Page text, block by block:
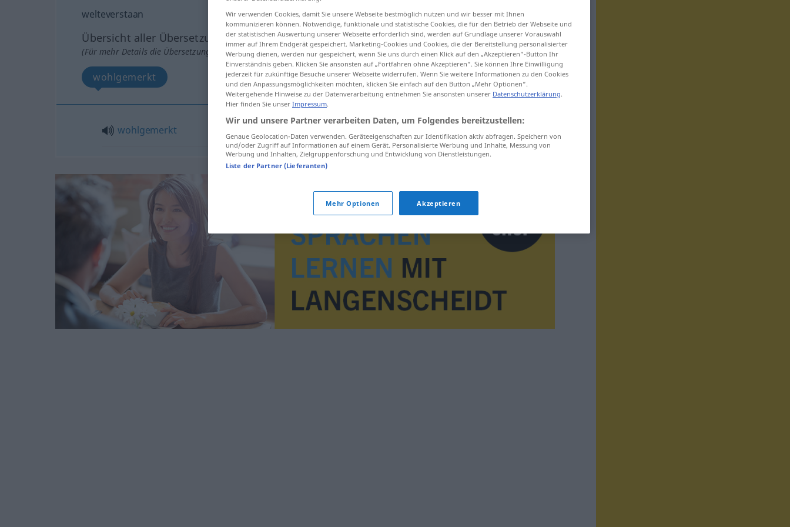
welteverstaan
Übersicht aller Übersetzungen
(Für mehr Details die Übersetzung anklicken/antippen)
wohlgemerkt
wohlgemerkt
Wir verwenden Cookies, damit Sie unsere Webseite bestmöglich nutzen und wir besser mit Ihnen
kommunizieren können. Notwendige, funktionale und statistische Cookies, die für den Betrieb der Webseite und
der statistischen Auswertung unserer Webseite erforderlich sind, werden auf Grundlage unserer Vorauswahl
immer auf Ihrem Endgerät gespeichert. Marketing-Cookies und Cookies, die der Bereitstellung personalisierter
Werbung dienen, werden nur gespeichert, wenn Sie uns durch einen Klick auf den „Akzeptieren“-Button Ihr
Einverständnis geben. Klicken Sie ansonsten auf „Fortfahren ohne Akzeptieren“. Sie können Ihre Einwilligung
jederzeit für zukünftige Besuche unserer Webseite widerrufen. Wenn Sie weitere Informationen zu den Cookies
und den Anpassungsmöglichkeiten möchten, klicken Sie einfach auf den Button „Mehr Optionen“.
Weitergehende Hinweise zu der Datenverarbeitung entnehmen Sie ansonsten unserer Datenschutzerklärung.
Hier finden Sie unser Impressum.
Wir und unsere Partner verarbeiten Daten, um Folgendes bereitzustellen:
Genaue Geolocation-Daten verwenden. Geräteeigenschaften zur Identifikation aktiv abfragen. Speichern von
und/oder Zugriff auf Informationen auf einem Gerät. Personalisierte Werbung und Inhalte, Messung von
Werbung und Inhalten, Zielgruppenforschung und Entwicklung von Dienstleistungen.
Liste der Partner (Lieferanten)
Mehr Optionen Akzeptieren